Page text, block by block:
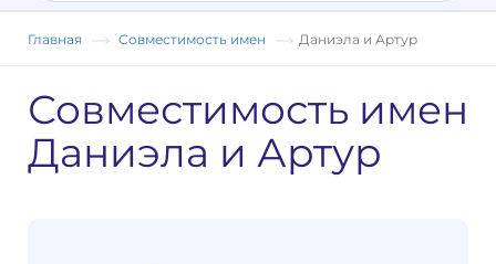
Главная Совместимость имен Даниэла и Артур
Совместимость имен
Даниэла и Артур